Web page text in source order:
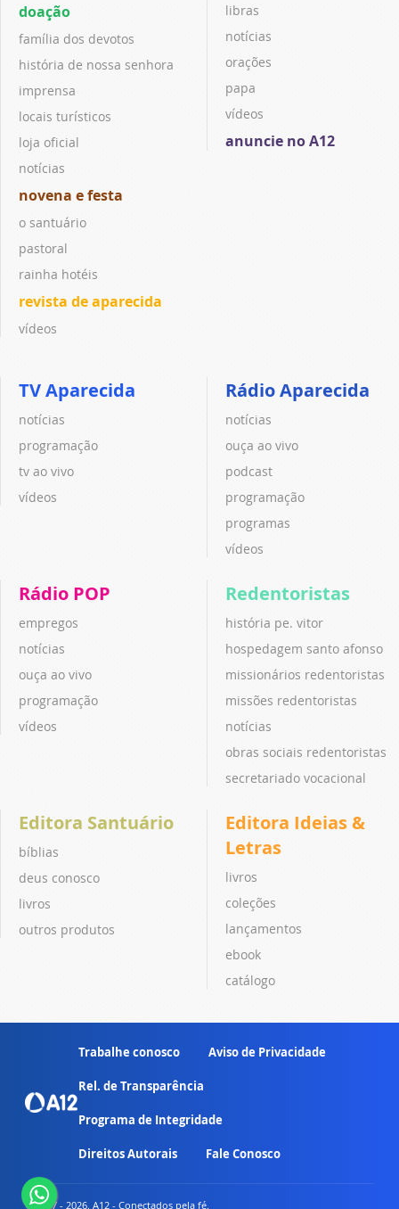
doação
família dos devotos
história de nossa senhora
imprensa
locais turísticos
loja oficial
notícias
novena e festa
o santuário
pastoral
rainha hotéis
revista de aparecida
vídeos
libras
notícias
orações
papa
vídeos
anuncie no A12
TV Aparecida
notícias
programação
tv ao vivo
vídeos
Rádio Aparecida
notícias
ouça ao vivo
podcast
programação
programas
vídeos
Rádio POP
empregos
notícias
ouça ao vivo
programação
vídeos
Redentoristas
história pe. vitor
hospedagem santo afonso
missionários redentoristas
missões redentoristas
notícias
obras sociais redentoristas
secretariado vocacional
Editora Santuário
bíblias
deus conosco
livros
outros produtos
Editora Ideias &
Letras
livros
coleções
lançamentos
ebook
catálogo
Trabalhe conosco Aviso de Privacidade
Rel. de Transparência
Programa de Integridade
Direitos Autorais Fale Conosco
© 2007 - 2026. A12 - Conectados pela fé.